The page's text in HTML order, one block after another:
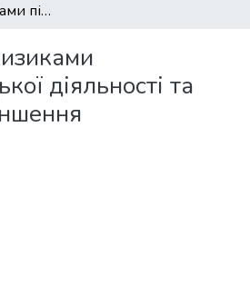
Управління ризиками підприємницької діяльності та засоби їх зменшення
діяльності та